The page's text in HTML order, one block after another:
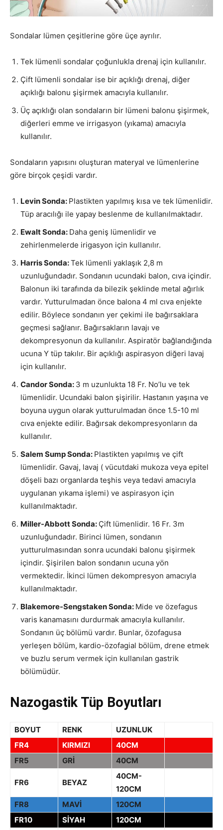
Sondalar lümen çeşitlerine göre üçe ayrılır.
Tek lümenli sondalar çoğunlukla drenaj için kullanılır.
Çift lümenli sondalar ise bir açıklığı drenaj, diğer
açıklığı balonu şişirmek amacıyla kullanılır.
Üç açıklığı olan sondaların bir lümeni balonu şişirmek,
diğerleri emme ve irrigasyon (yıkama) amacıyla
kullanılır.
Sondaların yapısını oluşturan materyal ve lümenlerine
göre birçok çeşidi vardır.
Levin Sonda: Plastikten yapılmış kısa ve tek lümenlidir.
Tüp aracılığı ile yapay beslenme de kullanılmaktadır.
Ewalt Sonda: Daha geniş lümenlidir ve
zehirlenmelerde irigasyon için kullanılır.
Harris Sonda:Tek lümenli yaklaşık 2,8 m
uzunluğundadır. Sondanın ucundaki balon, cıva içindir.
Balonun iki tarafında da bilezik şeklinde metal ağırlık
vardır. Yutturulmadan önce balona 4 ml cıva enjekte
edilir. Böylece sondanın yer çekimi ile bağırsaklara
geçmesi sağlanır. Bağırsakların lavajı ve
dekompresyonun da kullanılır. Aspiratör bağlandığında
ucuna Y tüp takılır. Bir açıklığı aspirasyon diğeri lavaj
için kullanılır.
Candor Sonda: 3 m uzunlukta 18 Fr. No’lu ve tek
lümenlidir. Ucundaki balon şişirilir. Hastanın yaşına ve
boyuna uygun olarak yutturulmadan önce 1.5-10 ml
cıva enjekte edilir. Bağırsak dekompresyonların da
kullanılır.
Salem Sump Sonda: Plastikten yapılmış ve çift
lümenlidir. Gavaj, lavaj ( vücutdaki mukoza veya epitel
döşeli bazı organlarda teşhis veya tedavi amacıyla
uygulanan yıkama işlemi) ve aspirasyon için
kullanılmaktadır.
Miller-Abbott Sonda: Çift lümenlidir. 16 Fr. 3m
uzunluğundadır. Birinci lümen, sondanın
yutturulmasından sonra ucundaki balonu şişirmek
içindir. Şişirilen balon sondanın ucuna yön
vermektedir. İkinci lümen dekompresyon amacıyla
kullanılmaktadır.
Blakemore-Sengstaken Sonda: Mide ve özefagus
varis kanamasını durdurmak amacıyla kullanılır.
Sondanın üç bölümü vardır. Bunlar, özofagusa
yerleşen bölüm, kardio-özofagial bölüm, drene etmek
ve buzlu serum vermek için kullanılan gastrik
bölümüdür.
Nazogastik Tüp Boyutları
BOYUT RENK
UZUNLUK
FR4
KIRMIZI
40CM
FR5
GRİ 40CM
FR6 BEYAZ
40CM-
120CM
FR8
MAVİ
120CM
FR10
SİYAH 120CM